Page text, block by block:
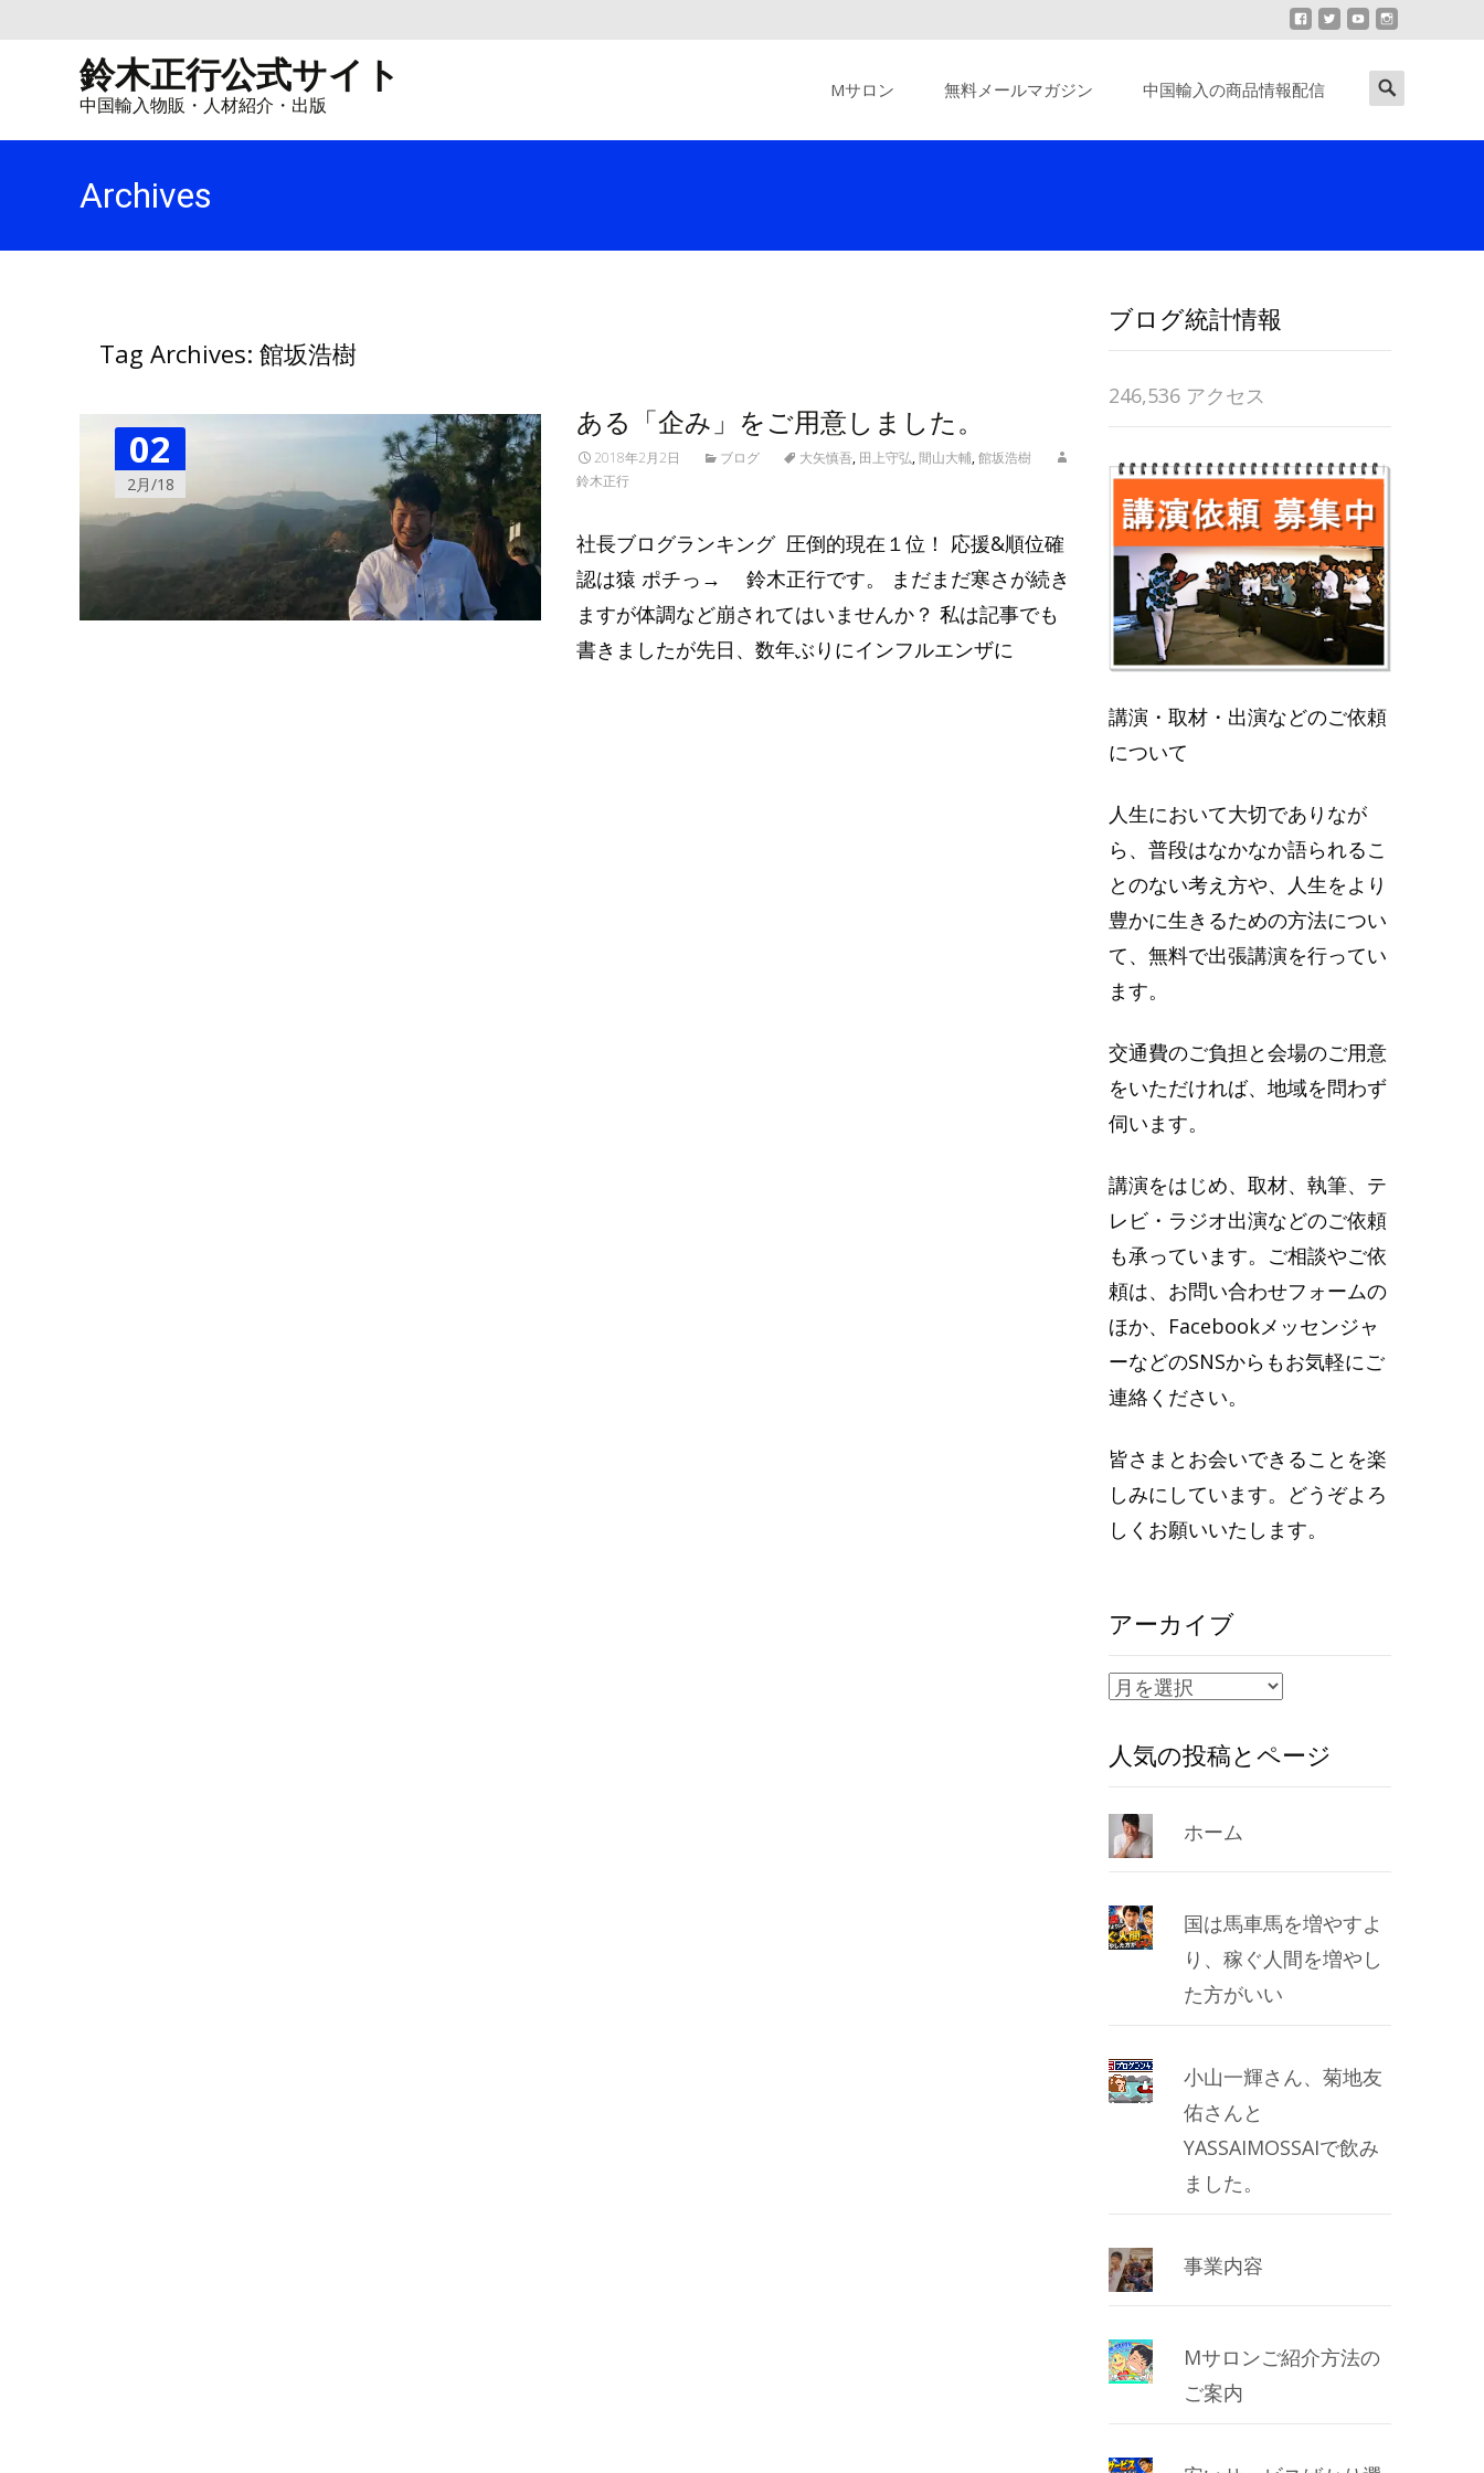
鈴木正行公式サイト
中国輸入物販・人材紹介・出版
Mサロン 無料メールマガジン 中国輸入の商品情報配信
Search
Archives
Tag Archives: 館坂浩樹
02
2月/18
ある「企み」をご用意しました。
2018年2月2日 ブログ 大矢慎吾, 田上守弘,間山大輔,館坂浩樹
鈴木正行
社長ブログランキング 圧倒的現在１位！ 応援&順位確
認は猿 ポチっ→ 鈴木正行です。 まだまだ寒さが続き
ますが体調など崩されてはいませんか？ 私は記事でも
書きましたが先日、数年ぶりにインフルエンザに
ブログ統計情報
246,536 アクセス
講演・取材・出演などのご依頼
について
人生において大切でありなが
ら、普段はなかなか語られるこ
とのない考え方や、人生をより
豊かに生きるための方法につい
て、無料で出張講演を行ってい
ます。
交通費のご負担と会場のご用意
をいただければ、地域を問わず
伺います。
講演をはじめ、取材、執筆、テ
レビ・ラジオ出演などのご依頼
も承っています。ご相談やご依
頼は、お問い合わせフォームの
ほか、Facebookメッセンジャ
ーなどのSNSからもお気軽にご
連絡ください。
皆さまとお会いできることを楽
しみにしています。どうぞよろ
しくお願いいたします。
アーカイブ
ア
カ
イ
ブ
人気の投稿とページ
ホーム
国は馬車馬を増やすよ
り、稼ぐ人間を増やし
た方がいい
小山一輝さん、菊地友
佑さんと
YASSAIMOSSAIで飲み
ました。
事業内容
Mサロンご紹介方法の
ご案内